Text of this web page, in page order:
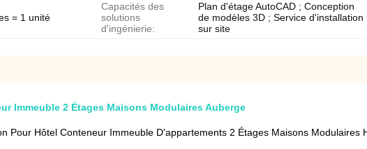
= 1 unité
Capacités des
solutions
d'ingénierie:
Plan d'étage AutoCAD ; Conception
de modèles 3D ; Service d'installation
sur site
Immeuble 2 Étages Maisons Modulaires Auberge
Pour Hôtel Conteneur Immeuble D'appartements 2 Étages Maisons Modulaires